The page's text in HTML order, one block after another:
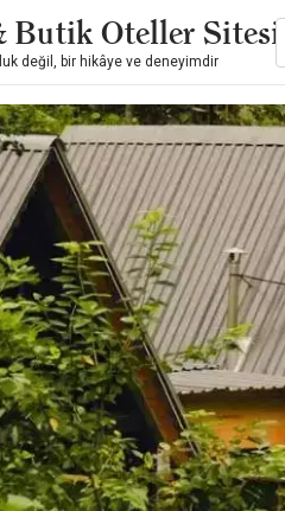
Butik Oteller Sitesi
değil, bir hikâye ve deneyimdir